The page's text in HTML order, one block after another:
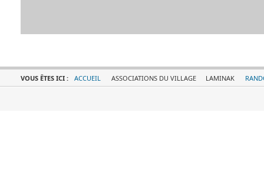
VOUS ÊTES ICI : ACCUEIL ASSOCIATIONS DU VILLAGE LAMINAK